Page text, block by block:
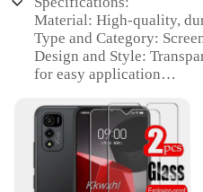
Material: High-quality,
Type and Category:
Design and Style:
for easy application
protecting smartphone
Performance and
scratch-resistant, and
Parts and Accessories:
protector films